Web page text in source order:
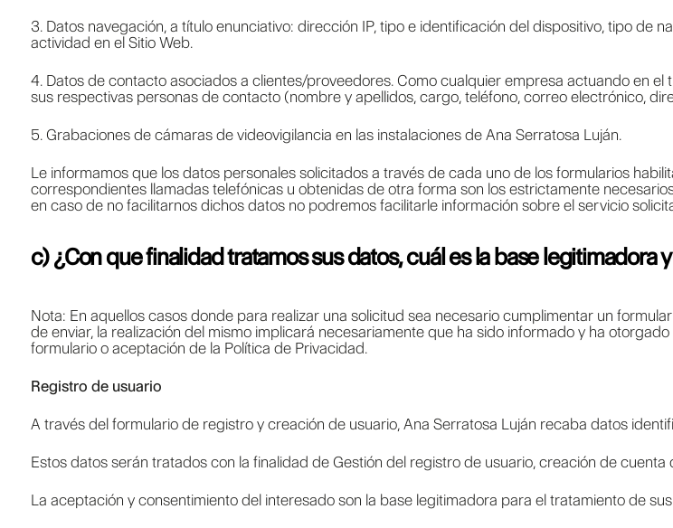
3. Datos navegación, a título enunciativo: dirección IP, tipo e identificación del dispositivo, tipo de
actividad en el Sitio Web.
4. Datos de contacto asociados a clientes/proveedores. Como cualquier empresa actuando en
sus respectivas personas de contacto (nombre y apellidos, cargo, teléfono, correo electrónico,
5. Grabaciones de cámaras de videovigilancia en las instalaciones de Ana Serratosa Luján.
Le informamos que los datos personales solicitados a través de cada uno de los formularios
correspondientes llamadas telefónicas u obtenidas de otra forma son los estrictamente
en caso de no facilitarnos dichos datos no podremos facilitarle información sobre el servicio
c) ¿Con que finalidad tratamos sus datos, cuál es la base legitimadora
Nota: En aquellos casos donde para realizar una solicitud sea necesario cumplimentar un
de enviar, la realización del mismo implicará necesariamente que ha sido informado y ha
formulario o aceptación de la Política de Privacidad.
Registro de usuario
A través del formulario de registro y creación de usuario, Ana Serratosa Luján recaba datos
Estos datos serán tratados con la finalidad de Gestión del registro de usuario, creación de cuenta
La aceptación y consentimiento del interesado son la base legitimadora para el tratamiento de